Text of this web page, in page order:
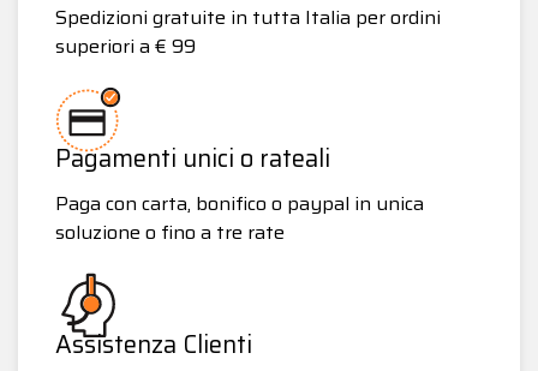
Spedizioni gratuite in tutta Italia per ordini
superiori a € 99
Pagamenti unici o rateali
Paga con carta, bonifico o paypal in unica
soluzione o fino a tre rate
Assistenza Clienti